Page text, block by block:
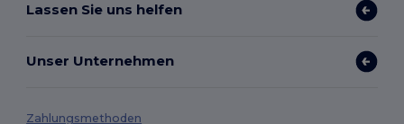
Lassen Sie uns helfen
Unser Unternehmen
Zahlungsmethoden